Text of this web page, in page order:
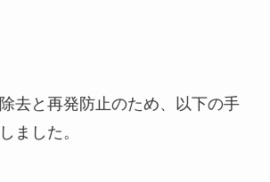
去と再発防止のため、以下の手
ました。